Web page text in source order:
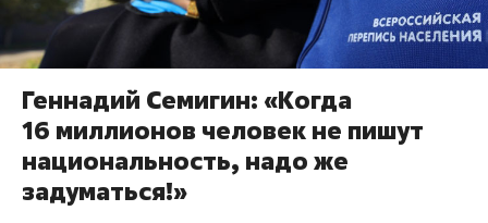
Геннадий Семигин: «Когда
16 миллионов человек не пишут
национальность, надо же
задуматься!»